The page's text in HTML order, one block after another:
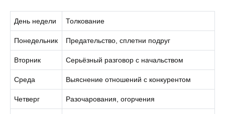
День недели Толкование
Понедельник Предательство, сплетни подруг
Вторник Серьёзный разговор с начальством
Среда Выяснение отношений с конкурентом
Четверг Разочарования, огорчения